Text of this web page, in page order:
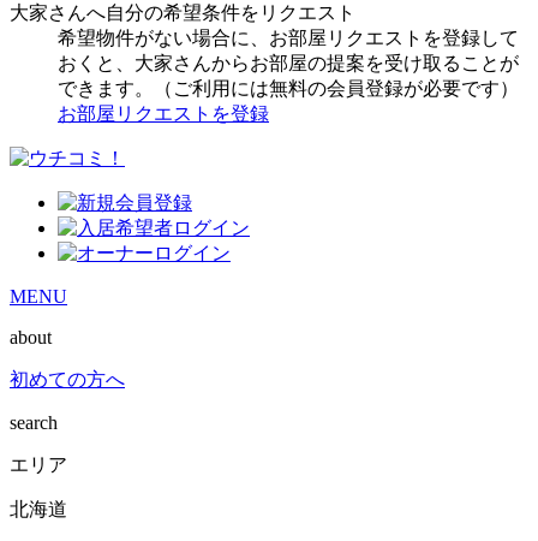
大家さんへ自分の希望条件をリクエスト
希望物件がない場合に、お部屋リクエストを登録して
おくと、大家さんからお部屋の提案を受け取ることが
できます。（ご利用には無料の会員登録が必要です）
お部屋リクエストを登録
MENU
about
初めての方へ
search
エリア
北海道